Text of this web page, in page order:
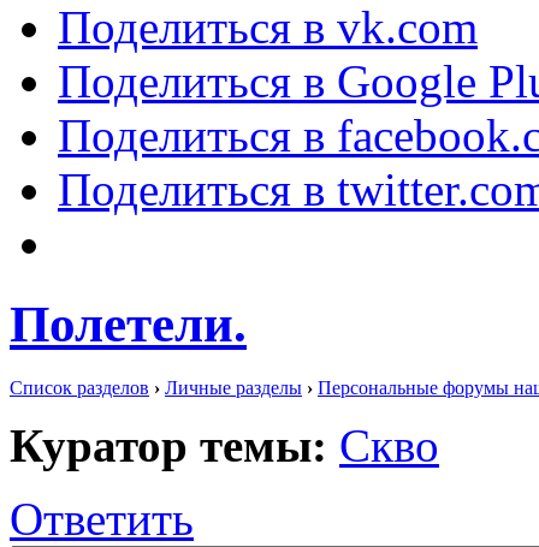
Поделиться в vk.com
Поделиться в Google
Поделиться в
Поделиться в
Полетели.
Список разделов › Личные разделы › Персональные форумы
Куратор темы: Скво
Ответить